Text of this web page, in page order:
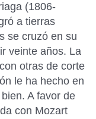
(1806-
a tierras
se cruzó en su
veinte años. La
otras de corte
le ha hecho en
A favor de
con Mozart